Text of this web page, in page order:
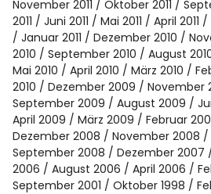
November 2011
Oktober 2011
2011
Juni 2011 Mai 2011 April 2011
Januar 2011
Dezember 2010
2010
September 2010 August
Mai 2010
April 2010 März 2010
2010
Dezember 2009 November
September 2009
August 2009
April 2009
März 2009 Februar
Dezember 2008
November 2008
September 2008
Dezember 2007
2006
August 2006 April 2006
September 2001
Oktober 1998